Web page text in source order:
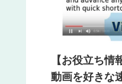
【お役立ち情
動画を好きな